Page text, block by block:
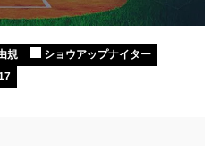
規
ショウアップナイター